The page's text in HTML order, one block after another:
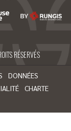
RÉSERVÉS
DONNÉES
CHARTE